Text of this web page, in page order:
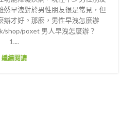
然早洩對於男性朋友很是常見，但
辦才好。那麼，男性早洩怎麼辦
shop/poxet 男人早洩怎麼辦？
1....
繼續閱讀